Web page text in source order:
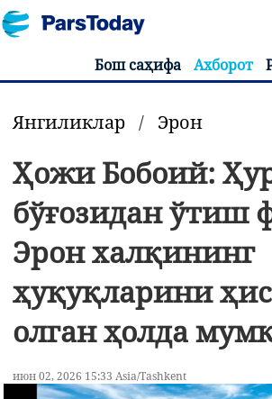
Бош саҳифа Ахборот
Янгиликлар / Эрон
Ҳожи Бобоий:
бўғозидан ўтиш
Эрон халқининг
ҳуқуқларини
олган ҳолда
июн 02, 2026 15:33 Asia/Tashkent